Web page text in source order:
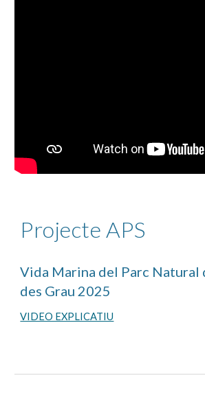
Projecte APS
Vida Marina del Parc Natural
des Grau 2025
VIDEO EXPLICATIU